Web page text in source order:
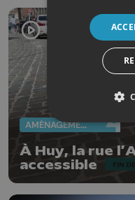
AMÉNAGEMENT DU TERRITOIRE
À Huy, la rue
accessible